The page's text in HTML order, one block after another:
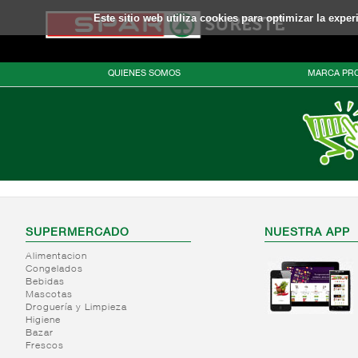
Este sitio web utiliza cookies para optimizar la
QUIENES SOMOS MARCA
SUPERMERCADO
Alimentacion
Congelados
Bebidas
Mascotas
Droguería y Limpieza
Higiene
Bazar
Frescos
NUESTRA APP